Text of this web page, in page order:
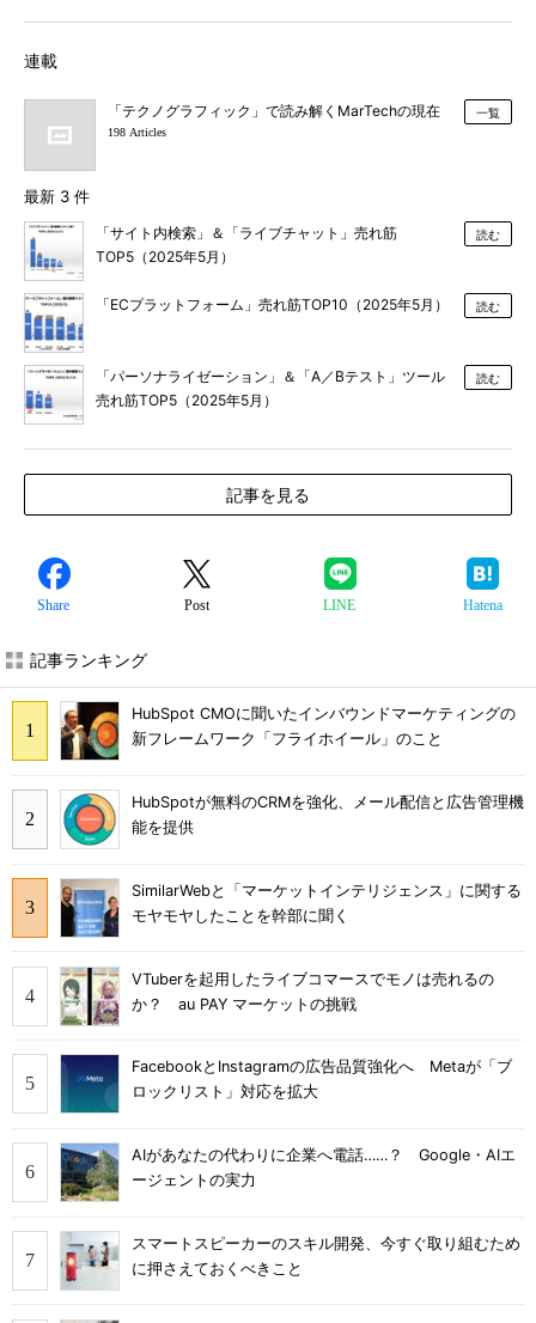
連載
「テクノグラフィック」で読み解くMarTechの現在
198 Articles
一覧
最新 3 件
「サイト内検索」＆「ライブチャット」売れ筋
TOP5（2025年5月）
読む
「ECプラットフォーム」売れ筋TOP10（2025年5月） 読む
「パーソナライゼーション」＆「A／Bテスト」ツール
売れ筋TOP5（2025年5月）
読む
記事を見る
Share Post LINE Hatena
記事ランキング
HubSpot CMOに聞いたインバウンドマーケティングの
新フレームワーク「フライホイール」のこと
HubSpotが無料のCRMを強化、メール配信と広告管理機
能を提供
SimilarWebと「マーケットインテリジェンス」に関する
モヤモヤしたことを幹部に聞く
VTuberを起用したライブコマースでモノは売れるの
か？ au PAY マーケットの挑戦
FacebookとInstagramの広告品質強化へ Metaが「ブ
ロックリスト」対応を拡大
AIがあなたの代わりに企業へ電話……？ Google・AIエ
ージェントの実力
スマートスピーカーのスキル開発、今すぐ取り組むため
に押さえておくべきこと